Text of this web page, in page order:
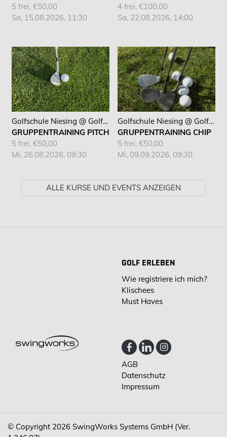
5 frei, €50,00
Sa, 15.08.2026, 11:30
4 frei, €100,00
Sa, 22.08.2026, 14:00
Golfschule Niesing @ Golfclub Hösel
GRUPPENTRAINING PITCH
5 frei, €50,00
Mi, 26.08.2026, 09:30
Golfschule Niesing @ Golfclub Hösel
GRUPPENTRAINING CHIP
5 frei, €50,00
Mi, 09.09.2026, 09:30
ALLE KURSE UND EVENTS ANZEIGEN
GOLF ERLEBEN
Wie registriere ich mich?
Klischees
Must Haves
AGB
Datenschutz
Impressum
© Copyright 2026 SwingWorks Systems GmbH (Ver.